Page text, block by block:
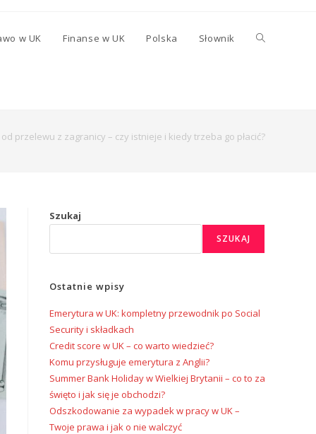
w UK Finanse w UK Polska Słownik
przelewu z zagranicy – czy istnieje i kiedy trzeba go płacić?
Szukaj
SZUKAJ
Ostatnie wpisy
Emerytura w UK: kompletny przewodnik po Social
Security i składkach
Credit score w UK – co warto wiedzieć?
Komu przysługuje emerytura z Anglii?
Summer Bank Holiday w Wielkiej Brytanii – co to za
święto i jak się je obchodzi?
Odszkodowanie za wypadek w pracy w UK –
Twoje prawa i jak o nie walczyć